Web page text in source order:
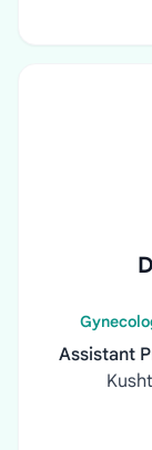
Assistant